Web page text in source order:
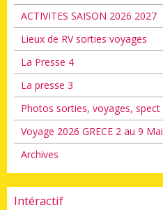
ACTIVITES SAISON 2026 2027
Lieux de RV sorties voyages
La Presse 4
La presse 3
Photos sorties, voyages, spect
Voyage 2026 GRECE 2 au 9 Mai
Archives
Intéractif